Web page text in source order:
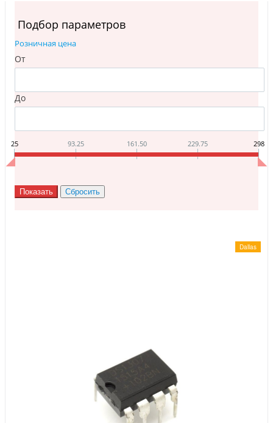
Материалы
Ножи
Подбор параметров
Розничная цена
От
До
25 93.25 161.50 229.75 298
Dallas